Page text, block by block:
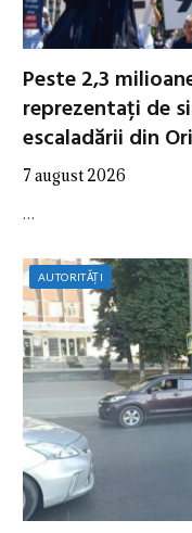
Peste 2,3
reprezentați de
escaladării din
7 august 2026
…
AUTORITĂȚI